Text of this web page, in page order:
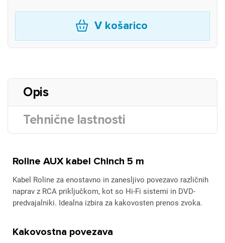
V košarico
Opis
Tehnične lastnosti
Roline AUX kabel Chinch 5 m
Kabel Roline za enostavno in zanesljivo povezavo različnih
naprav z RCA priključkom, kot so Hi-Fi sistemi in DVD-
predvajalniki. Idealna izbira za kakovosten prenos zvoka.
Kakovostna povezava